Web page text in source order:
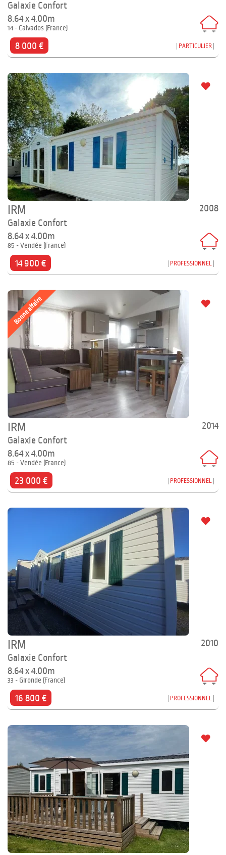
Galaxie Confort
8.64 x 4.00m
14 - Calvados (France)
8 000 € PARTICULIER
2008
IRM
Galaxie Confort
8.64 x 4.00m
85 - Vendée (France)
14 900 € PROFESSIONNEL
Bonne affaire
2014
IRM
Galaxie Confort
8.64 x 4.00m
85 - Vendée (France)
23 000 € PROFESSIONNEL
2010
IRM
Galaxie Confort
8.64 x 4.00m
33 - Gironde (France)
16 800 € PROFESSIONNEL